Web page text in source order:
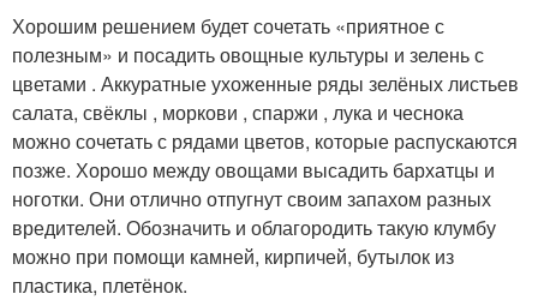
Хорошим решением будет сочетать «приятное с
полезным» и посадить овощные культуры и зелень с
цветами . Аккуратные ухоженные ряды зелёных листьев
салата, свёклы , моркови , спаржи , лука и чеснока
можно сочетать с рядами цветов, которые распускаются
позже. Хорошо между овощами высадить бархатцы и
ноготки. Они отлично отпугнут своим запахом разных
вредителей. Обозначить и облагородить такую клумбу
можно при помощи камней, кирпичей, бутылок из
пластика, плетёнок.